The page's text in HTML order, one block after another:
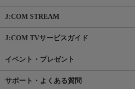
J:COM STREAM
J:COM TVサービスガイド
イベント・プレゼント
サポート・よくある質問